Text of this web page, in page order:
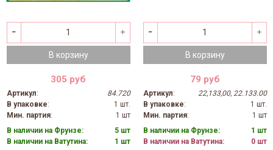
В корзину
305 руб
Артикул:
84.720
В упаковке:
1 шт.
Мин. партия:
1 шт
В наличии на Фрунзе:
5 шт
В наличии на Ватутина:
1 шт
В корзину
79 руб
Артикул:
22,133,00, 22.133.00
В упаковке:
1 шт.
Мин. партия:
1 шт
В наличии на Фрунзе:
1 шт
В наличии на Ватутина:
0 шт